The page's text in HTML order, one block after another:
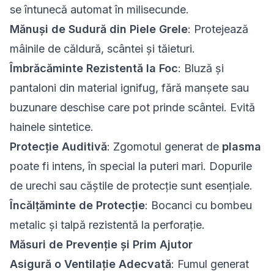
se întunecă automat în milisecunde.
Mănuși de Sudură din Piele Grele: Protejează
mâinile de căldură, scântei și tăieturi.
Îmbrăcăminte Rezistentă la Foc: Bluză și
pantaloni din material ignifug, fără manșete sau
buzunare deschise care pot prinde scântei. Evită
hainele sintetice.
Protecție Auditivă: Zgomotul generat de plasma
poate fi intens, în special la puteri mari. Dopurile
de urechi sau căștile de protecție sunt esențiale.
Încălțăminte de Protecție: Bocanci cu bombeu
metalic și talpă rezistentă la perforație.
Măsuri de Prevenție și Prim Ajutor
Asigură o Ventilație Adecvată: Fumul generat